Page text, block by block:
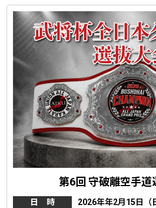
第6回 守破離空手道
日 時
2026年年2月15日（